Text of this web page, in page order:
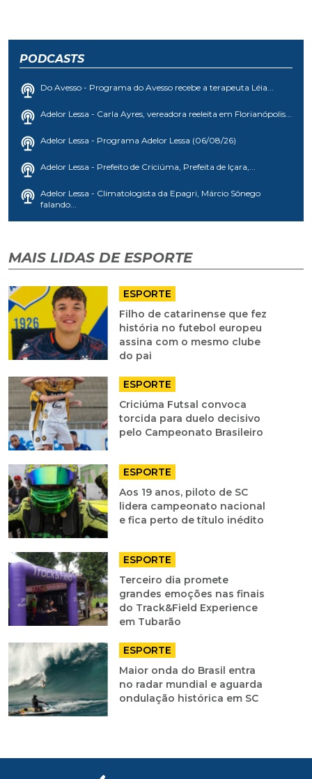
PODCASTS
Do Avesso - Programa do Avesso recebe a terapeuta Léia...
Adelor Lessa - Carla Ayres, vereadora reeleita em Florianópolis...
Adelor Lessa - Programa Adelor Lessa (06/08/26)
Adelor Lessa - Prefeito de Criciúma, Prefeita de Içara,...
Adelor Lessa - Climatologista da Epagri, Márcio Sônego
falando...
MAIS LIDAS DE ESPORTE
ESPORTE
Filho de catarinense que fez
história no futebol europeu
assina com o mesmo clube
do pai
ESPORTE
Criciúma Futsal convoca
torcida para duelo decisivo
pelo Campeonato Brasileiro
ESPORTE
Aos 19 anos, piloto de SC
lidera campeonato nacional
e fica perto de título inédito
ESPORTE
Terceiro dia promete
grandes emoções nas finais
do Track&Field Experience
em Tubarão
ESPORTE
Maior onda do Brasil entra
no radar mundial e aguarda
ondulação histórica em SC